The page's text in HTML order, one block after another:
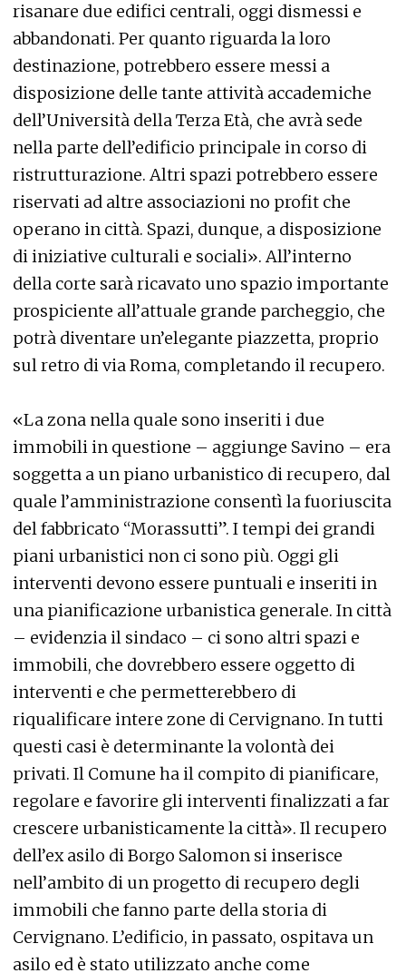
risanare due edifici centrali, oggi dismessi e
abbandonati. Per quanto riguarda la loro
destinazione, potrebbero essere messi a
disposizione delle tante attività accademiche
dell’Università della Terza Età, che avrà sede
nella parte dell’edificio principale in corso di
ristrutturazione. Altri spazi potrebbero essere
riservati ad altre associazioni no profit che
operano in città. Spazi, dunque, a disposizione
di iniziative culturali e sociali». All’interno
della corte sarà ricavato uno spazio importante
prospiciente all’attuale grande parcheggio, che
potrà diventare un’elegante piazzetta, proprio
sul retro di via Roma, completando il recupero.
«La zona nella quale sono inseriti i due
immobili in questione – aggiunge Savino – era
soggetta a un piano urbanistico di recupero, dal
quale l’amministrazione consentì la fuoriuscita
del fabbricato “Morassutti”. I tempi dei grandi
piani urbanistici non ci sono più. Oggi gli
interventi devono essere puntuali e inseriti in
una pianificazione urbanistica generale. In città
– evidenzia il sindaco – ci sono altri spazi e
immobili, che dovrebbero essere oggetto di
interventi e che permetterebbero di
riqualificare intere zone di Cervignano. In tutti
questi casi è determinante la volontà dei
privati. Il Comune ha il compito di pianificare,
regolare e favorire gli interventi finalizzati a far
crescere urbanisticamente la città». Il recupero
dell’ex asilo di Borgo Salomon si inserisce
nell’ambito di un progetto di recupero degli
immobili che fanno parte della storia di
Cervignano. L’edificio, in passato, ospitava un
asilo ed è stato utilizzato anche come